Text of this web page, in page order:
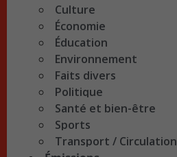
Culture
Économie
Éducation
Environnement
Faits divers
Politique
Santé et bien-être
Sports
Transport / Circulation